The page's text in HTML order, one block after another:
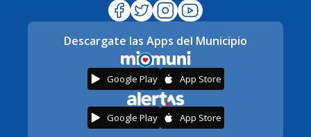
Descargate las Apps del Municipio
Google Play App Store
Google Play App Store